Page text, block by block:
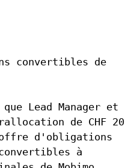
convertibles de
Lead Manager et
de CHF 20
d'obligations
à